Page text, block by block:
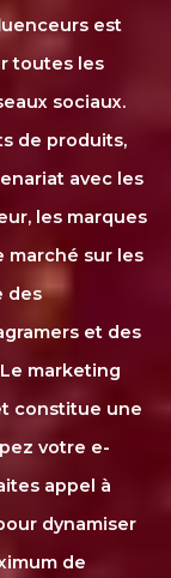
est
toutes les
sociaux.
de produits,
avec les
les marques
marché sur les
des
et des
marketing
constitue une
votre e-
appel à
dynamiser
de